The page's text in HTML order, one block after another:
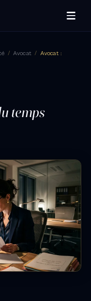
/ Avocat / Avocat :
temps